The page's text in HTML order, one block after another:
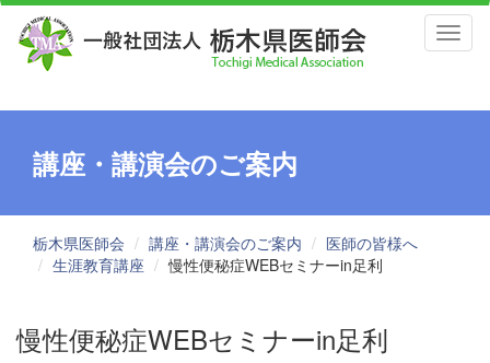
講座・講演会のご案内
栃木県医師会 講座・講演会のご案内
医師の皆様へ
生涯教育講座
慢性便秘症WEBセミナーin足利
慢性便秘症WEBセミナーin足利